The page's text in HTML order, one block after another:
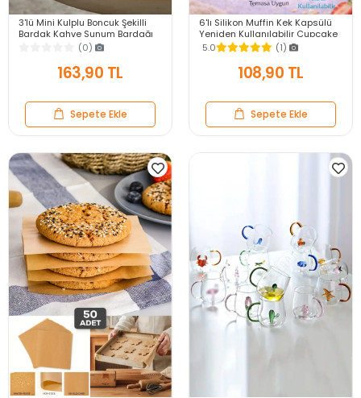
3'lü Mini Kulplu Boncuk Şekilli
Bardak Kahve Sunum Bardağı
Isıya Dayanıklı Üzüm Bardak 90
(0)
163,90 TL
Sepete Ekle
6'lı Silikon Muffin Kek Kapsülü
Yeniden Kullanılabilir Cupcake
Browni Kek Kalıbı Renkli
5.0 (1)
108,90 TL
Sepete Ekle